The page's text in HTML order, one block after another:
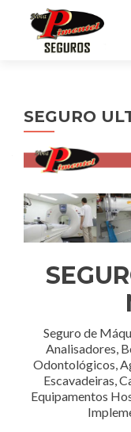
SEGURO
Seguro de
Analisadores,
Odontológicos,
Escavadeiras,
Equipamentos